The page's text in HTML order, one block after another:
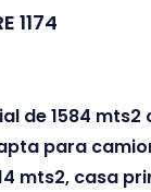
1174
de 1584 mts2
para
mts2, casa